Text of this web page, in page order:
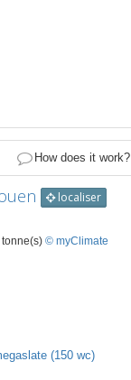
How does it work?
localiser
tonne(s) © myClimate
(150 wc)